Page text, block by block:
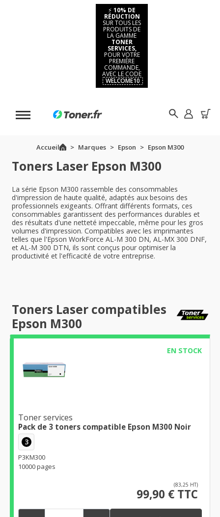
⚡ 10% DE
RÉDUCTION
SUR TOUS LES
PRODUITS DE
LA GAMME
TONER
SERVICES,
POUR VOTRE
PREMIÈRE
COMMANDE,
AVEC LE CODE
WELCOME10
Accueil Marques Epson Epson M300
Toners Laser Epson M300
La série Epson M300 rassemble des consommables
d'impression de haute qualité, adaptés aux besoins des
professionnels exigeants. Offrant différents formats, ces
consommables garantissent des performances durables et
des résultats d'une netteté impeccable, même pour les gros
volumes d'impression. Compatibles avec les imprimantes
telles que l'Epson WorkForce AL-M 300 DN, AL-MX 300 DNF,
et AL-M 300 DTN, ils sont conçus pour optimiser la
productivité et l'efficacité de votre entreprise.
Toners Laser compatibles
Epson M300
EN STOCK
Toner services
Pack de 3 toners compatible Epson M300 Noir
3
P3KM300
10000 pages
(83,25 HT)
99,90 € TTC